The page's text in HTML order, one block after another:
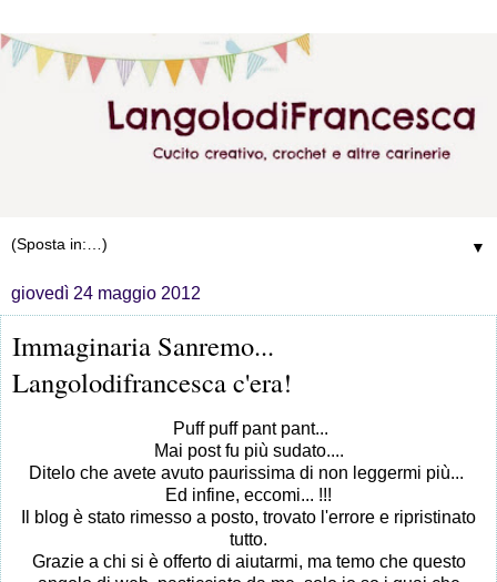
▼
giovedì 24 maggio 2012
Immaginaria Sanremo...
Langolodifrancesca c'era!
Puff puff pant pant...
Mai post fu più sudato....
Ditelo che avete avuto paurissima di non leggermi più...
Ed infine, eccomi... !!!
Il blog è stato rimesso a posto, trovato l'errore e ripristinato
tutto.
Grazie a chi si è offerto di aiutarmi, ma temo che questo